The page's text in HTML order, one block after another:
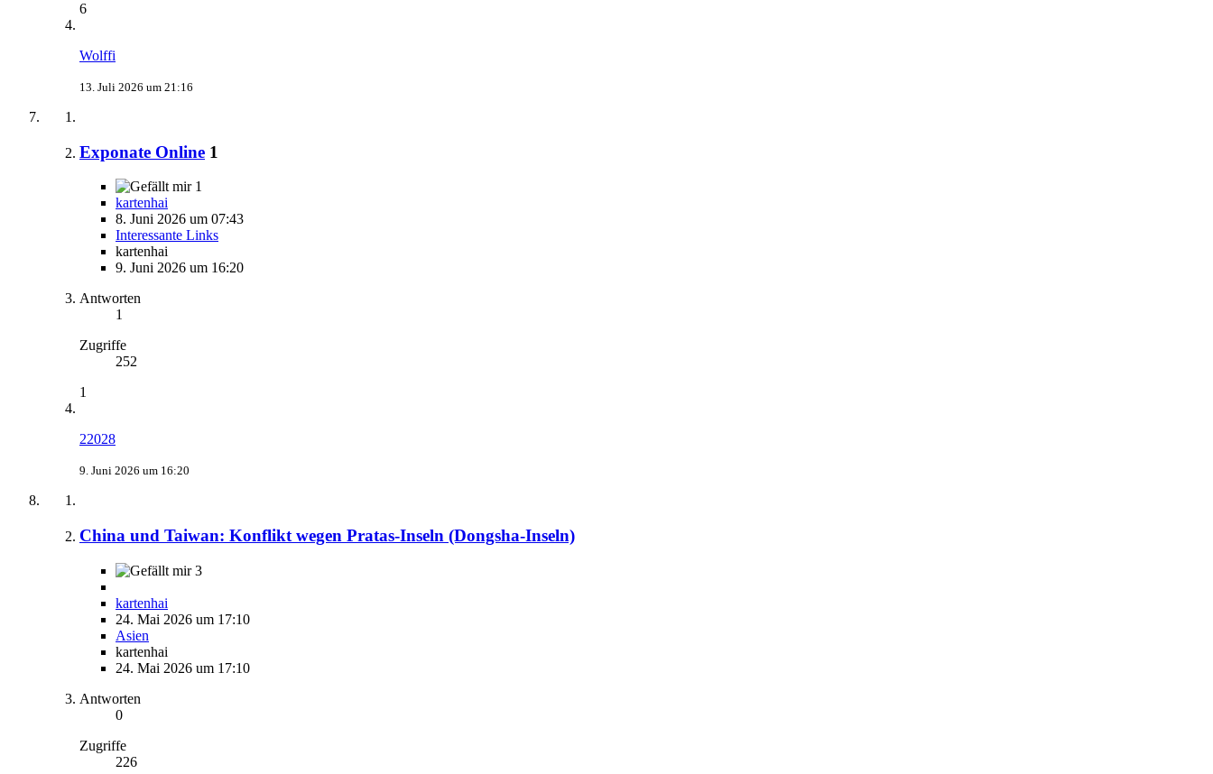
6
Wolffi
13. Juli 2026 um 21:16
Exponate Online 1
1
kartenhai
8. Juni 2026 um 07:43
Interessante Links
kartenhai
9. Juni 2026 um 16:20
Antworten
1
Zugriffe
252
1
22028
9. Juni 2026 um 16:20
China und Taiwan: Konflikt wegen Pratas-Inseln (Dongsha-Inseln)
3
kartenhai
24. Mai 2026 um 17:10
Asien
kartenhai
24. Mai 2026 um 17:10
Antworten
0
Zugriffe
226